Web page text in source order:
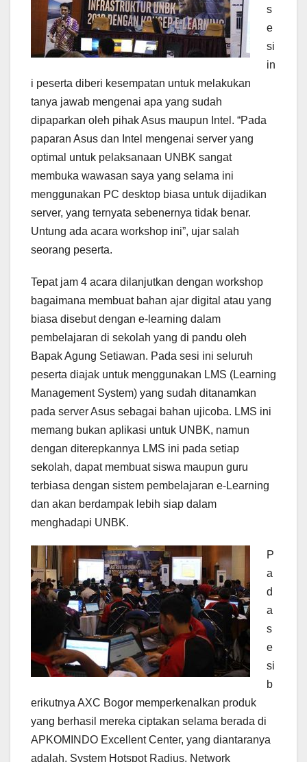
s
e
si
in
i peserta diberi kesempatan untuk melakukan
tanya jawab mengenai apa yang sudah
dipaparkan oleh pihak Asus maupun Intel. “Pada
paparan Asus dan Intel mengenai server yang
optimal untuk pelaksanaan UNBK sangat
membuka wawasan saya yang selama ini
menggunakan PC desktop biasa untuk dijadikan
server, yang ternyata sebenernya tidak benar.
Untung ada acara workshop ini”, ujar salah
seorang peserta.
Tepat jam 4 acara dilanjutkan dengan workshop
bagaimana membuat bahan ajar digital atau yang
biasa disebut dengan e-learning dalam
pembelajaran di sekolah yang di pandu oleh
Bapak Agung Setiawan. Pada sesi ini seluruh
peserta diajak untuk menggunakan LMS (Learning
Management System) yang sudah ditanamkan
pada server Asus sebagai bahan ujicoba. LMS ini
memang bukan aplikasi untuk UNBK, namun
dengan diterepkannya LMS ini pada setiap
sekolah, dapat membuat siswa maupun guru
terbiasa dengan sistem pembelajaran e-Learning
dan akan berdampak lebih siap dalam
menghadapi UNBK.
P
a
d
a
s
e
si
b
erikutnya AXC Bogor memperkenalkan produk
yang berhasil mereka ciptakan selama berada di
APKOMINDO Excellent Center, yang diantaranya
adalah, System Hotspot Radius, Network